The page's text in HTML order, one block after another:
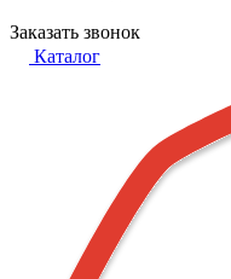
Заказать звонок
Каталог